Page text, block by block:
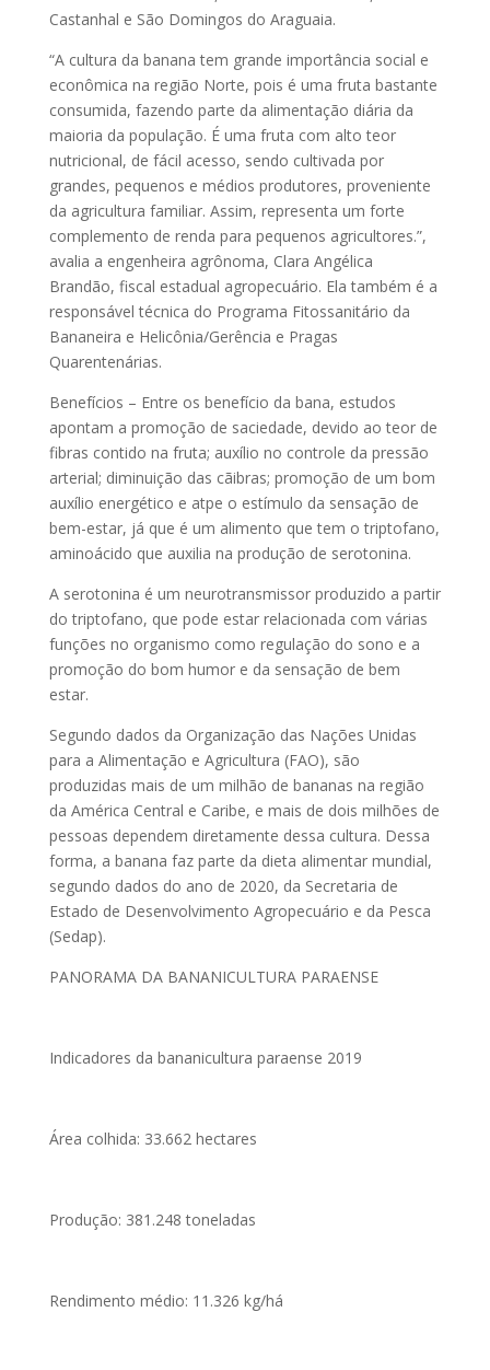
Castanhal e São Domingos do Araguaia.
“A cultura da banana tem grande importância social e
econômica na região Norte, pois é uma fruta bastante
consumida, fazendo parte da alimentação diária da
maioria da população. É uma fruta com alto teor
nutricional, de fácil acesso, sendo cultivada por
grandes, pequenos e médios produtores, proveniente
da agricultura familiar. Assim, representa um forte
complemento de renda para pequenos agricultores.”,
avalia a engenheira agrônoma, Clara Angélica
Brandão, fiscal estadual agropecuário. Ela também é a
responsável técnica do Programa Fitossanitário da
Bananeira e Helicônia/Gerência e Pragas
Quarentenárias.
Benefícios – Entre os benefício da bana, estudos
apontam a promoção de saciedade, devido ao teor de
fibras contido na fruta; auxílio no controle da pressão
arterial; diminuição das cãibras; promoção de um bom
auxílio energético e atpe o estímulo da sensação de
bem-estar, já que é um alimento que tem o triptofano,
aminoácido que auxilia na produção de serotonina.
A serotonina é um neurotransmissor produzido a partir
do triptofano, que pode estar relacionada com várias
funções no organismo como regulação do sono e a
promoção do bom humor e da sensação de bem
estar.
Segundo dados da Organização das Nações Unidas
para a Alimentação e Agricultura (FAO), são
produzidas mais de um milhão de bananas na região
da América Central e Caribe, e mais de dois milhões de
pessoas dependem diretamente dessa cultura. Dessa
forma, a banana faz parte da dieta alimentar mundial,
segundo dados do ano de 2020, da Secretaria de
Estado de Desenvolvimento Agropecuário e da Pesca
(Sedap).
PANORAMA DA BANANICULTURA PARAENSE
Indicadores da bananicultura paraense 2019
Área colhida: 33.662 hectares
Produção: 381.248 toneladas
Rendimento médio: 11.326 kg/há